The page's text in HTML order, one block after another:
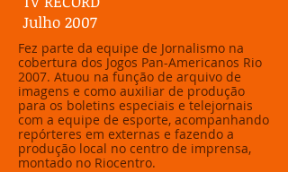
Julho 2007
Fez parte da equipe de Jornalismo na
cobertura dos Jogos Pan-Americanos Rio
2007. Atuou na função de arquivo de
imagens e como auxiliar de produção
para os boletins especiais e telejornais
com a equipe de esporte, acompanhando
repórteres em externas e fazendo a
produção local no centro de imprensa,
montado no Riocentro.